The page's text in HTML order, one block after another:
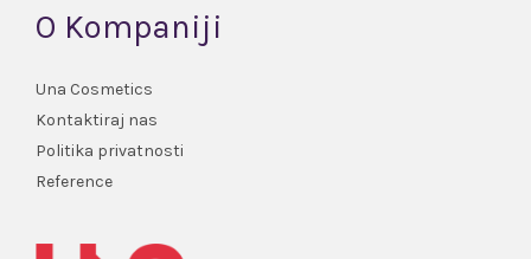
O Kompaniji
Una Cosmetics
Kontaktiraj nas
Politika privatnosti
Reference